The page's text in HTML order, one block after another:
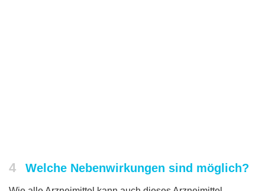
4 Welche Nebenwirkungen sind möglich?